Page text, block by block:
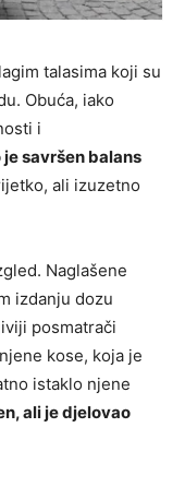
talasima koji su
Obuća, iako
i
savršen balans
ali izuzetno
Naglašene
izdanju dozu
posmatrači
kose, koja je
istaklo njene
ali je djelovao